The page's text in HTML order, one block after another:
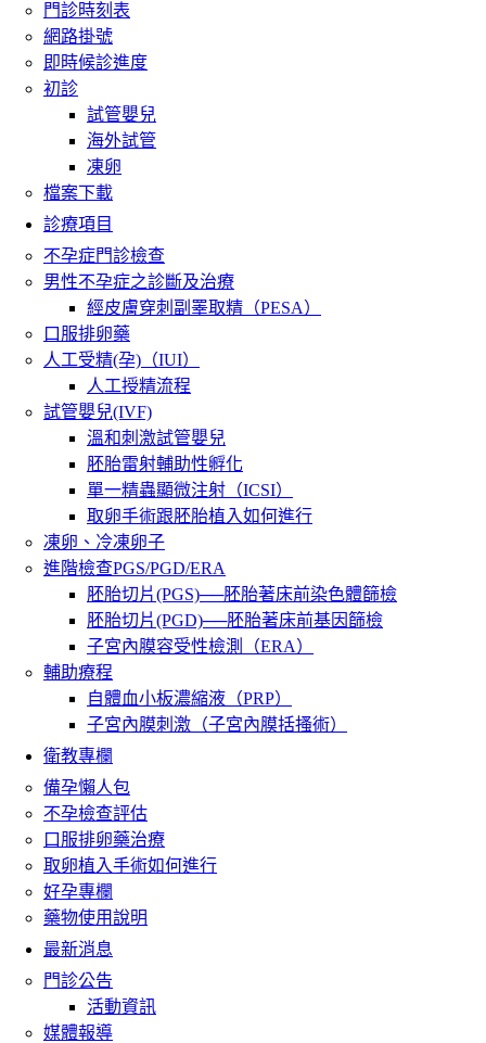
門診時刻表
網路掛號
即時候診進度
初診
試管嬰兒
海外試管
凍卵
檔案下載
診療項目
不孕症門診檢查
男性不孕症之診斷及治療
經皮膚穿刺副睪取精（PESA）
口服排卵藥
人工受精(孕)（IUI）
人工授精流程
試管嬰兒(IVF)
溫和刺激試管嬰兒
胚胎雷射輔助性孵化
單一精蟲顯微注射（ICSI）
取卵手術跟胚胎植入如何進行
凍卵、冷凍卵子
進階檢查PGS/PGD/ERA
胚胎切片(PGS)──胚胎著床前染色體篩檢
胚胎切片(PGD)──胚胎著床前基因篩檢
子宮內膜容受性檢測（ERA）
輔助療程
自體血小板濃縮液（PRP）
子宮內膜刺激（子宮內膜括搔術）
衛教專欄
備孕懶人包
不孕檢查評估
口服排卵藥治療
取卵植入手術如何進行
好孕專欄
藥物使用說明
最新消息
門診公告
活動資訊
媒體報導